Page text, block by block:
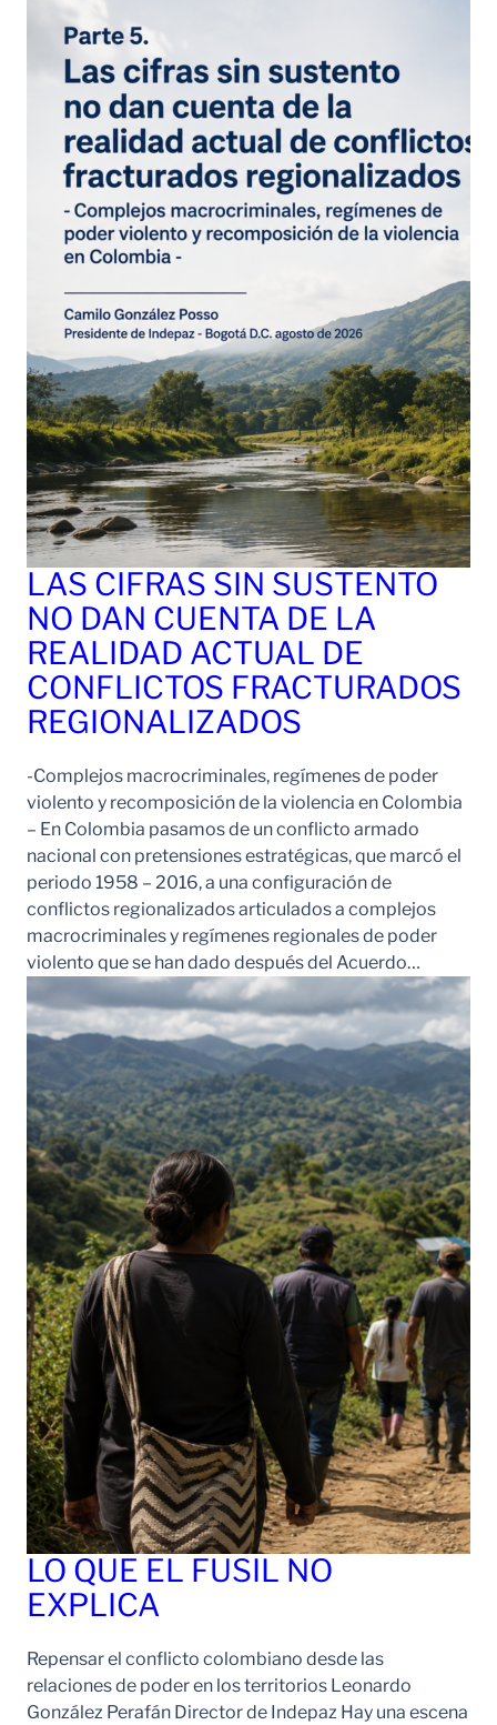
LAS CIFRAS SIN SUSTENTO
NO DAN CUENTA DE LA
REALIDAD ACTUAL DE
CONFLICTOS FRACTURADOS
REGIONALIZADOS
-Complejos macrocriminales, regímenes de poder
violento y recomposición de la violencia en Colombia
– En Colombia pasamos de un conflicto armado
nacional con pretensiones estratégicas, que marcó el
periodo 1958 – 2016, a una configuración de
conflictos regionalizados articulados a complejos
macrocriminales y regímenes regionales de poder
violento que se han dado después del Acuerdo…
LO QUE EL FUSIL NO
EXPLICA
Repensar el conflicto colombiano desde las
relaciones de poder en los territorios Leonardo
González Perafán Director de Indepaz Hay una escena